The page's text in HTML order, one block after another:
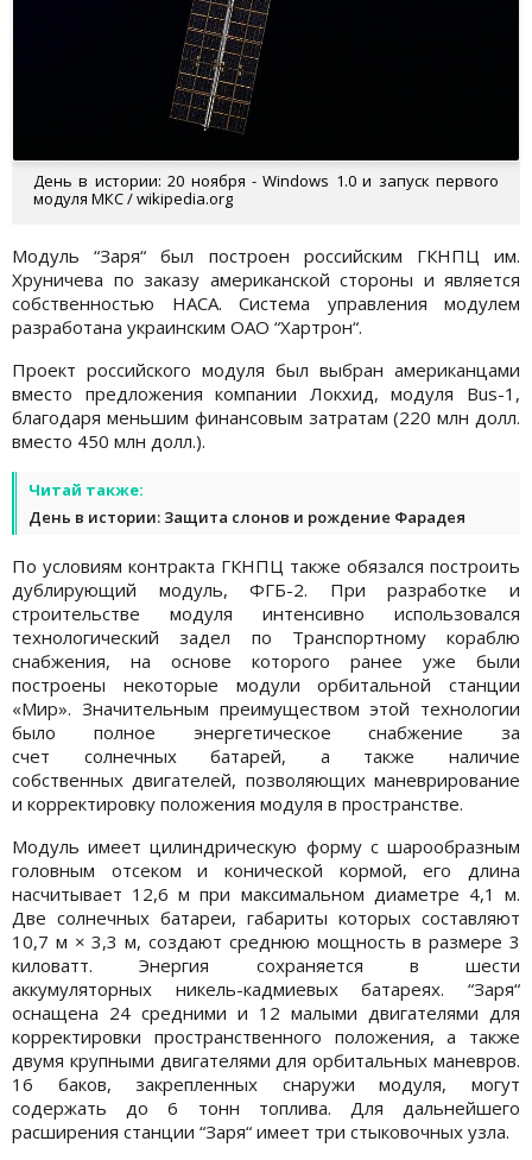
День в истории: 20 ноября - Windows 1.0 и запуск первого
модуля МКС / wikipedia.org
Модуль “Заря“ был построен российским ГКНПЦ им.
Хруничева по заказу американской стороны и является
собственностью НАСА. Система управления модулем
разработана украинским ОАО “Хартрон“.
Проект российского модуля был выбран американцами
вместо предложения компании Локхид, модуля Bus-1,
благодаря меньшим финансовым затратам (220 млн долл.
вместо 450 млн долл.).
Читай также:
День в истории: Защита слонов и рождение Фарадея
По условиям контракта ГКНПЦ также обязался построить
дублирующий модуль, ФГБ-2. При разработке и
строительстве модуля интенсивно использовался
технологический задел по Транспортному кораблю
снабжения, на основе которого ранее уже были
построены некоторые модули орбитальной станции
«Мир». Значительным преимуществом этой технологии
было полное энергетическое снабжение за
счет солнечных батарей, а также наличие
собственных двигателей, позволяющих маневрирование
и корректировку положения модуля в пространстве.
Модуль имеет цилиндрическую форму с шарообразным
головным отсеком и конической кормой, его длина
насчитывает 12,6 м при максимальном диаметре 4,1 м.
Две солнечных батареи, габариты которых составляют
10,7 м × 3,3 м, создают среднюю мощность в размере 3
киловатт. Энергия сохраняется в шести
аккумуляторных никель-кадмиевых батареях. “Заря“
оснащена 24 средними и 12 малыми двигателями для
корректировки пространственного положения, а также
двумя крупными двигателями для орбитальных маневров.
16 баков, закрепленных снаружи модуля, могут
содержать до 6 тонн топлива. Для дальнейшего
расширения станции “Заря“ имеет три стыковочных узла.